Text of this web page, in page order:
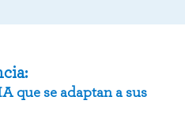
que se adaptan a sus